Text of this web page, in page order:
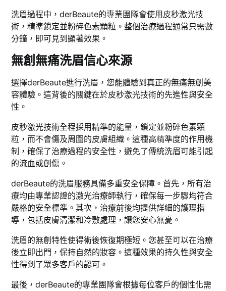
洗眉過程中，derBeaute的專業團隊會使用皮秒激光技
術，精準鎖定並粉碎色素顆粒。整個治療過程通常只需數
分鐘，即可見到顯著效果。
無創無痛洗眉信心來源
選擇derBeaute進行洗眉，您能體驗到真正的無痛無創美
容體驗。這背後的關鍵在於皮秒激光技術的先進性與安全
性。
皮秒激光技術全程採用精準的能量，鎖定並粉碎色素顆
粒，而不會傷及周圍的皮膚組織。這種高精準度的作用機
制，確保了治療過程的安全性，避免了傳統洗眉可能引起
的流血或創傷。
derBeaute的洗眉服務具備多重安全保障。首先，所有治
療均由專業認證的激光治療師執行，確保每一步驟均符合
嚴格的安全標準。其次，治療前後均提供詳細的護理指
導，包括皮膚清潔和冷敷處理，讓您安心無憂。
洗眉的無創特性使得術後恢復期極短。您甚至可以在治療
後立即出門，保持自然的妝容。這種效果的持久性與安全
性得到了眾多客戶的認可。
最後，derBeaute的專業團隊會根據每位客戶的個性化需